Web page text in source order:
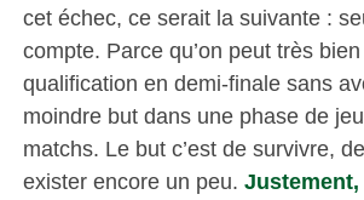
cet échec, ce serait la suivante :
compte. Parce qu’on peut très
qualification en demi-finale sans
moindre but dans une phase de
matchs. Le but c’est de survivre,
exister encore un peu. Justement,